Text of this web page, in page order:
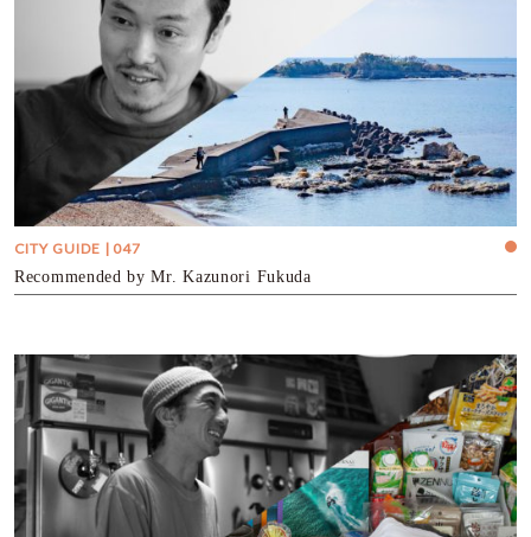
CITY GUIDE | 047
Recommended by Mr. Kazunori Fukuda